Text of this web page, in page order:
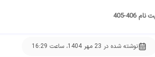
406-405
نوشته شده در 23 مهر 1404، ساعت 16:29